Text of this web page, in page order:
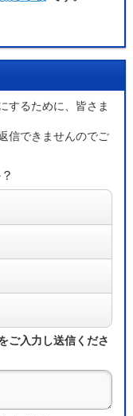
するために、皆さま
信できませんのでご
ご入力し送信くださ